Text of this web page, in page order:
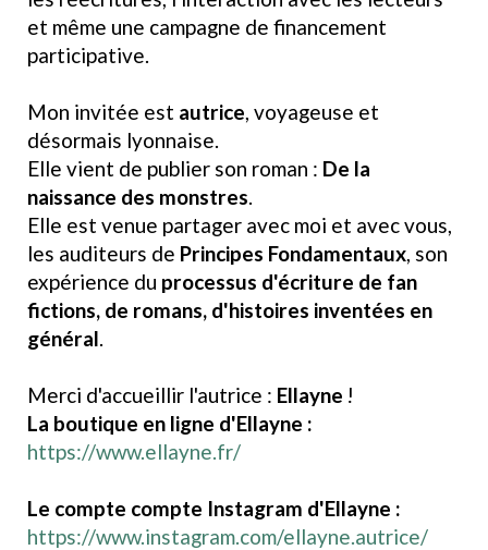
et même une campagne de financement
participative.
Mon invitée est autrice, voyageuse et
désormais lyonnaise.
Elle vient de publier son roman : De la
naissance des monstres.
Elle est venue partager avec moi et avec vous,
les auditeurs de Principes Fondamentaux, son
expérience du processus d'écriture de fan
fictions, de romans, d'histoires inventées en
général.
Merci d'accueillir l'autrice : Ellayne !
La boutique en ligne d'Ellayne :
https://www.ellayne.fr/
Le compte compte Instagram d'Ellayne :
https://www.instagram.com/ellayne.autrice/